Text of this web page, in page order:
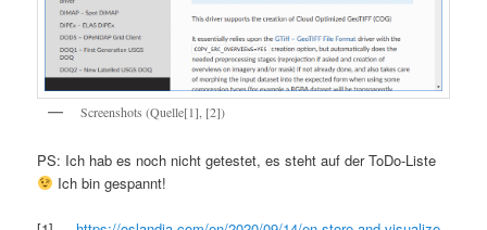
Screenshots (Quelle[1], [2])
PS: Ich hab es noch nicht getestet, es steht auf der ToDo-Liste
Ich bin gespannt!